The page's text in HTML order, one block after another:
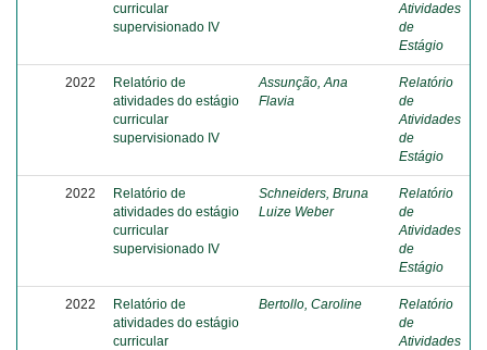
curricular
supervisionado IV
Atividades
de
Estágio
2022
Relatório de
atividades do estágio
curricular
supervisionado IV
Assunção, Ana
Flavia
Relatório
de
Atividades
de
Estágio
2022
Relatório de
atividades do estágio
curricular
supervisionado IV
Schneiders, Bruna
Luize Weber
Relatório
de
Atividades
de
Estágio
2022
Relatório de
atividades do estágio
curricular
Bertollo, Caroline
Relatório
de
Atividades